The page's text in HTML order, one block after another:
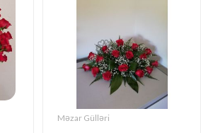
Məzar Gülləri